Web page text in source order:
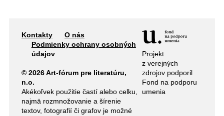
Kontakty
O nás
Podmienky ochrany osobných
údajov
© 2026 Art-fórum pre literatúru,
n.o.
Akékoľvek použitie častí alebo celku,
najmä rozmnožovanie a šírenie
textov, fotografií či grafov je možné
Projekt
z verejných
zdrojov podporil
Fond na podporu
umenia